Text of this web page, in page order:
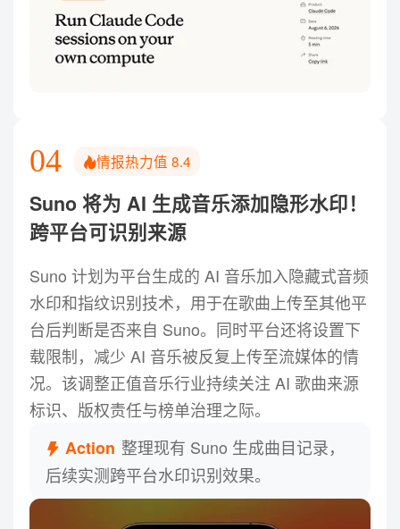
04 情报热力值8.4
Suno 将为 AI 生成音乐添加隐形水印！
跨平台可识别来源
Suno 计划为平台生成的 AI 音乐加入隐藏式音频
水印和指纹识别技术，用于在歌曲上传至其他平
台后判断是否来自 Suno。同时平台还将设置下
载限制，减少 AI 音乐被反复上传至流媒体的情
况。该调整正值音乐行业持续关注 AI 歌曲来源
标识、版权责任与榜单治理之际。
Action 整理现有 Suno 生成曲目记录，
后续实测跨平台水印识别效果。
指纹识别技术，用于在歌曲上传至其他平台后判断是否
被反复上传至流媒体的情况。该调整正值音乐行业持续
关注 AI 歌曲来源标识、版权责任与榜单治理之际。
除 3D 阴影转向扁平化设计
微软 Copilot 新版图标近期在 Edge Canary 测试版中意
外曝光，并短暂出现在部分菜单及新版 Microsoft 365
应用中。曝光版本延续现有图标的色彩与基本轮廓，但